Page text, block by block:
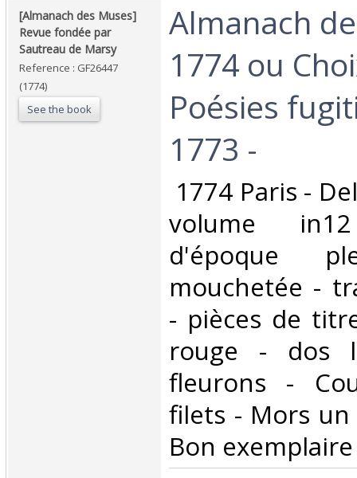
‎[Almanach des Muses]
Revue fondée par
Sautreau de Marsy‎
Reference : GF26447
(1774)
See the book
‎Almanach
1774 ou
Poésies
1773 -‎
1774 Paris -
volume
d'époque
mouchetée -
- pièces de
rouge - dos
fleurons -
filets - Mors
Bon